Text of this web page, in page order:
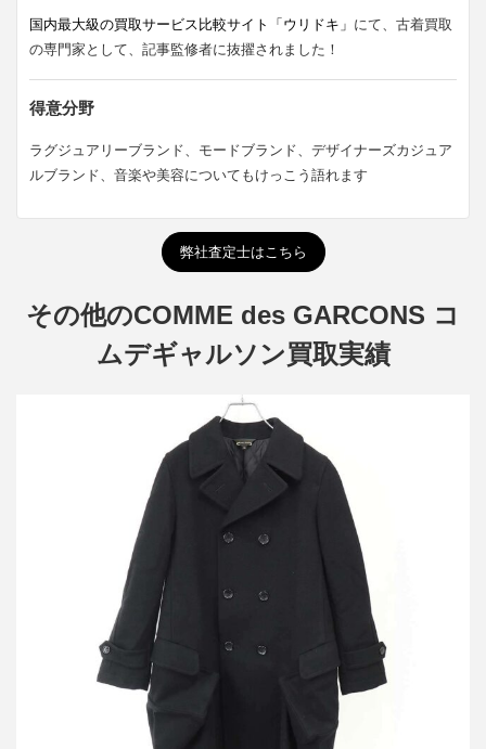
国内最大級の買取サービス比較サイト「ウリドキ」 にて、古着買取
の専門家として、記事監修者に抜擢されました！
得意分野
ラグジュアリーブランド、モードブランド、デザイナーズカジュア
ルブランド、音楽や美容についてもけっこう語れます
弊社査定士はこちら
その他のCOMME des GARCONS コ
ムデギャルソン買取実績
コムデギャルソン 23AW ウールメルトン パテッドコート GL-C002
買取金額48,000円
詳しく見る